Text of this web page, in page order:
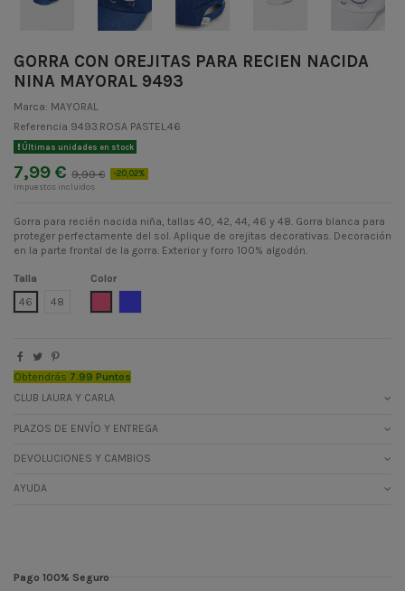
GORRA CON OREJITAS PARA RECIEN NACIDA
NINA MAYORAL 9493
Marca: MAYORAL
Referencia 9493.ROSA PASTEL.46
Últimas unidades en stock
7,99 € 9,99 € -20,02%
Impuestos incluidos
Gorra para recién nacida niña, tallas 40, 42, 44, 46 y 48. Gorra blanca para
proteger perfectamente del sol. Aplique de orejitas decorativas. Decoración
en la parte frontal de la gorra. Exterior y forro 100% algodón.
Talla
46
48
Color
Obtendrás 7.99 Puntos
CLUB LAURA Y CARLA
PLAZOS DE ENVÍO Y ENTREGA
DEVOLUCIONES Y CAMBIOS
AYUDA
Pago 100% Seguro